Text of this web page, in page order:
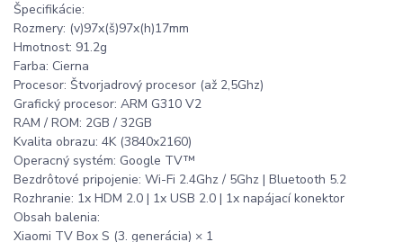
Špecifikácie:
Rozmery: (v)97x(š)97x(h)17mm
Hmotnost: 91.2g
Farba: Cierna
Procesor: Štvorjadrový procesor (až 2,5Ghz)
Grafický procesor: ARM G310 V2
RAM / ROM: 2GB / 32GB
Kvalita obrazu: 4K (3840x2160)
Operacný systém: Google TV™
Bezdrôtové pripojenie: Wi-Fi 2.4Ghz / 5Ghz | Bluetooth 5.2
Rozhranie: 1x HDM 2.0 | 1x USB 2.0 | 1x napájací konektor
Obsah balenia:
Xiaomi TV Box S (3. generácia) × 1